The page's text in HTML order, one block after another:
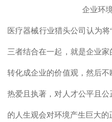
医疗器械行业猎头公司认为
三者结合在一起，就是企业
转化成企业的价值观，然后
热爱且执著，对人才公平且
的人生观会对环境产生巨大的